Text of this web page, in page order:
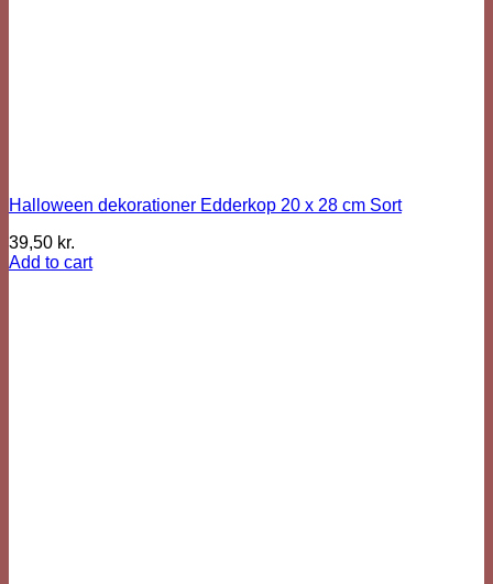
Halloween dekorationer Edderkop 20 x 28 cm Sort
39,50 kr.
Add to cart